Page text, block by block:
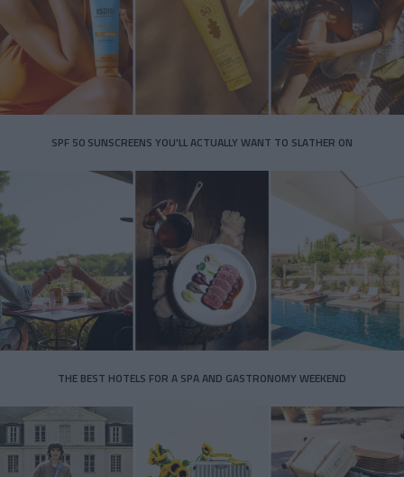
SPF 50 SUNSCREENS YOU'LL ACTUALLY WANT TO SLATHER ON
THE BEST HOTELS FOR A SPA AND GASTRONOMY WEEKEND